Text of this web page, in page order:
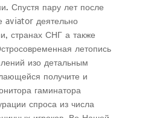
Спустя пару лет после
aviator деятельно
странах СНГ а также
летопись
изо детальным
получите и
гаминатора
спроса из числа